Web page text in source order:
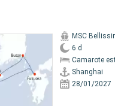
MSC
6 d
Camarote
Shanghai
28/01/2027